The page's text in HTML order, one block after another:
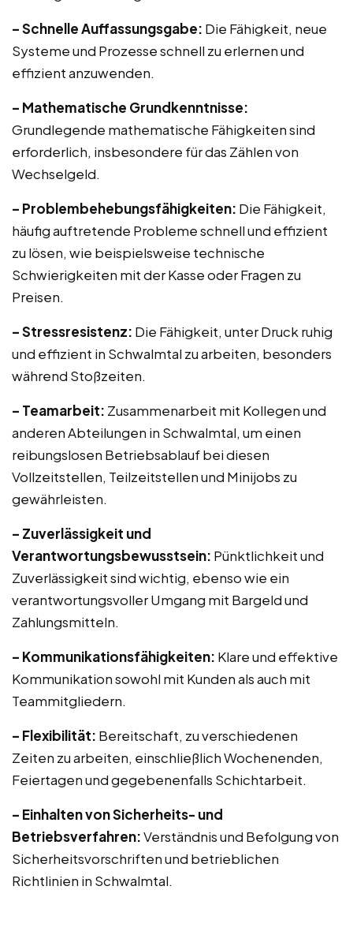
– Schnelle Auffassungsgabe: Die Fähigkeit, neue
Systeme und Prozesse schnell zu erlernen und
effizient anzuwenden.
– Mathematische Grundkenntnisse:
Grundlegende mathematische Fähigkeiten sind
erforderlich, insbesondere für das Zählen von
Wechselgeld.
– Problembehebungsfähigkeiten: Die Fähigkeit,
häufig auftretende Probleme schnell und effizient
zu lösen, wie beispielsweise technische
Schwierigkeiten mit der Kasse oder Fragen zu
Preisen.
– Stressresistenz: Die Fähigkeit, unter Druck ruhig
und effizient in Schwalmtal zu arbeiten, besonders
während Stoßzeiten.
– Teamarbeit: Zusammenarbeit mit Kollegen und
anderen Abteilungen in Schwalmtal, um einen
reibungslosen Betriebsablauf bei diesen
Vollzeitstellen, Teilzeitstellen und Minijobs zu
gewährleisten.
– Zuverlässigkeit und
Verantwortungsbewusstsein: Pünktlichkeit und
Zuverlässigkeit sind wichtig, ebenso wie ein
verantwortungsvoller Umgang mit Bargeld und
Zahlungsmitteln.
– Kommunikationsfähigkeiten: Klare und effektive
Kommunikation sowohl mit Kunden als auch mit
Teammitgliedern.
– Flexibilität: Bereitschaft, zu verschiedenen
Zeiten zu arbeiten, einschließlich Wochenenden,
Feiertagen und gegebenenfalls Schichtarbeit.
– Einhalten von Sicherheits- und
Betriebsverfahren:Verständnis und Befolgung von
Sicherheitsvorschriften und betrieblichen
Richtlinien in Schwalmtal.